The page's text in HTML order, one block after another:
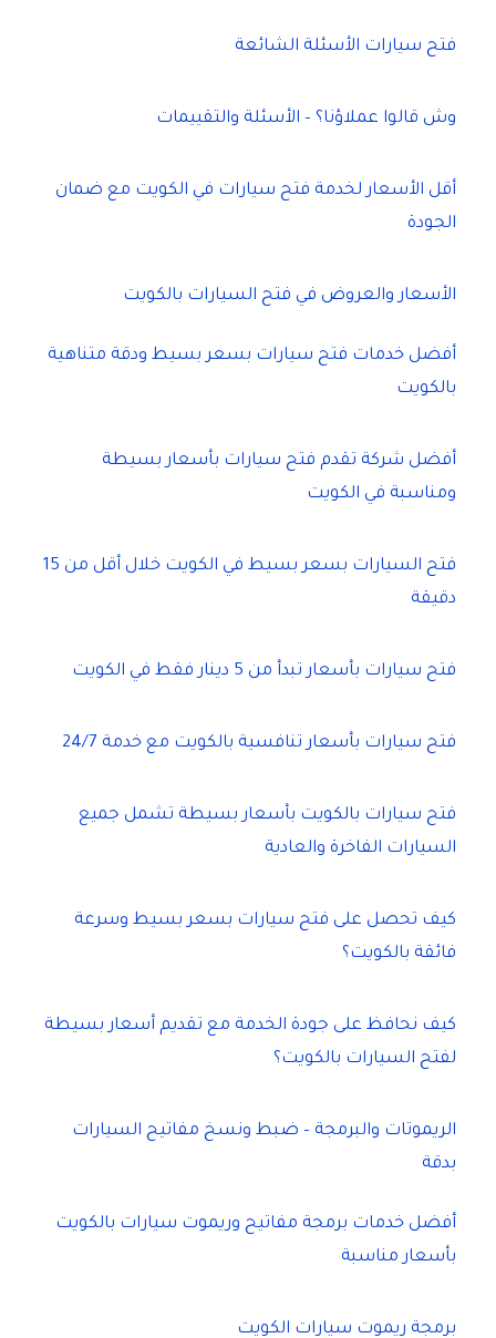
فتح سيارات الأسئلة الشائعة
وش قالوا عملاؤنا؟ – الأسئلة والتقييمات
أقل الأسعار لخدمة فتح سيارات في الكويت مع ضمان
الجودة
الأسعار والعروض في فتح السيارات بالكويت
أفضل خدمات فتح سيارات بسعر بسيط ودقة متناهية
بالكويت
أفضل شركة تقدم فتح سيارات بأسعار بسيطة
ومناسبة في الكويت
فتح السيارات بسعر بسيط في الكويت خلال أقل من 15
دقيقة
فتح سيارات بأسعار تبدأ من 5 دينار فقط في الكويت
فتح سيارات بأسعار تنافسية بالكويت مع خدمة 24/7
فتح سيارات بالكويت بأسعار بسيطة تشمل جميع
السيارات الفاخرة والعادية
كيف تحصل على فتح سيارات بسعر بسيط وسرعة
فائقة بالكويت؟
كيف نحافظ على جودة الخدمة مع تقديم أسعار بسيطة
لفتح السيارات بالكويت؟
الريموتات والبرمجة – ضبط ونسخ مفاتيح السيارات
بدقة
أفضل خدمات برمجة مفاتيح وريموت سيارات بالكويت
بأسعار مناسبة
برمجة ريموت سيارات الكويت